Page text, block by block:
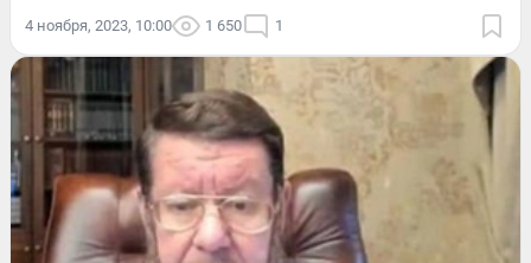
4 ноября, 2023, 10:00 1 650 1